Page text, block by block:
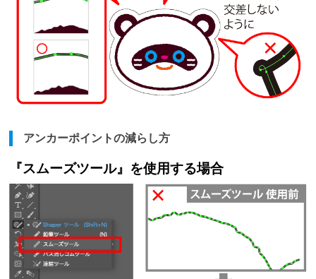
アンカーポイントの減らし方
『スムーズツール』を使用する場合